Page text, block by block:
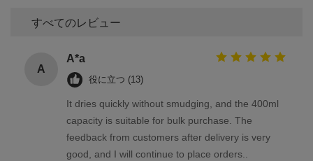
すべてのレビュー
A
A*a
役に立つ (13)
It dries quickly without smudging, and the 400ml
capacity is suitable for bulk purchase. The
feedback from customers after delivery is very
good, and I will continue to place orders..